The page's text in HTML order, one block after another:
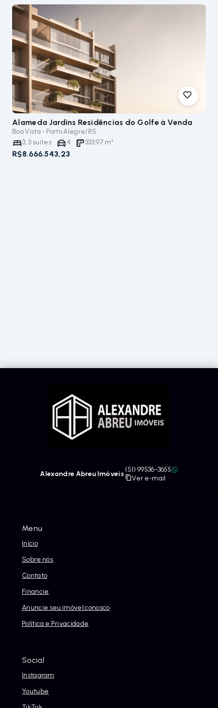
Alameda Jardins Residências do Golfe à Venda
Boa Vista - Porto Alegre/RS
3,3 suítes 4 333,97 m²
R$8.666.543,23
Menu
Início
Sobre nós
Contato
Financie
Anuncie seu imóvel conosco
Política e Privacidade
Social
Instagram
Youtube
Alexandre Abreu Imóveis
(51) 99536-3655
Ver e-mail